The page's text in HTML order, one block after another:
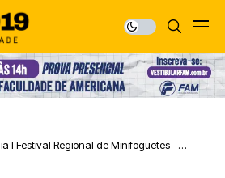
I Festival Regional de Minifoguetes –